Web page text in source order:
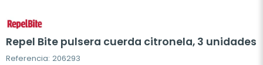
Repel Bite pulsera cuerda citronela, 3 unidades
Referencia: 206293